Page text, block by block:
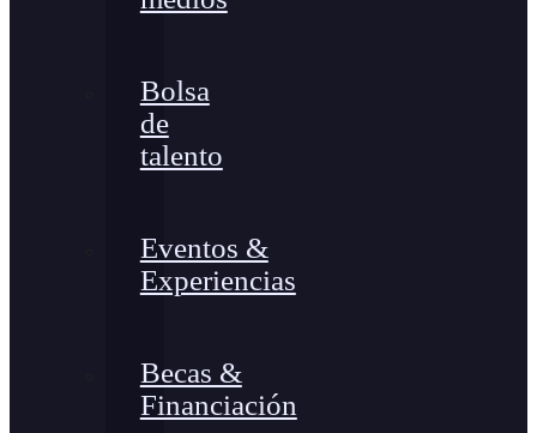
Bolsa
de
talento
Eventos &
Experiencias
Becas &
Financiación